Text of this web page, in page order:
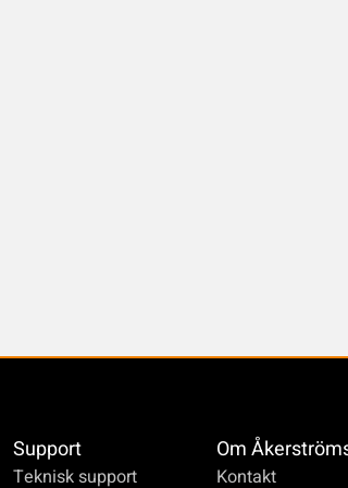
Support
Teknisk support
Om
Kontakt